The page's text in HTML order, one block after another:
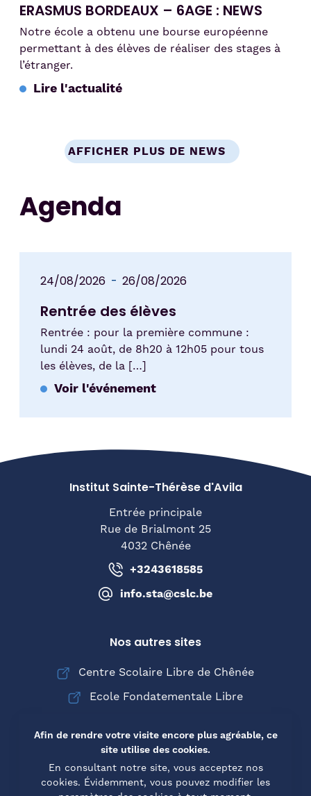
ERASMUS BORDEAUX – 6AGE : NEWS
Notre école a obtenu une bourse européenne
permettant à des élèves de réaliser des stages à
l’étranger.
Lire l'actualité
AFFICHER PLUS DE NEWS
Agenda
24/08/2026 26/08/2026
Rentrée des élèves
Rentrée : pour la première commune :
lundi 24 août, de 8h20 à 12h05 pour tous
les élèves, de la […]
Voir l'événement
Institut Sainte-Thérèse d'Avila
Entrée principale
Rue de Brialmont 25
4032 Chênée
+3243618585
info.sta@cslc.be
Nos autres sites
Centre Scolaire Libre de Chênée
Ecole Fondatementale Libre
© Copyright 2026 Institut Sainte-Thérèse d'Avila -
Afin de rendre votre visite encore plus agréable, ce
site utilise des cookies.
En consultant notre site, vous acceptez nos
cookies. Évidemment, vous pouvez modifier les